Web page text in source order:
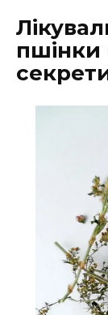
пшінки